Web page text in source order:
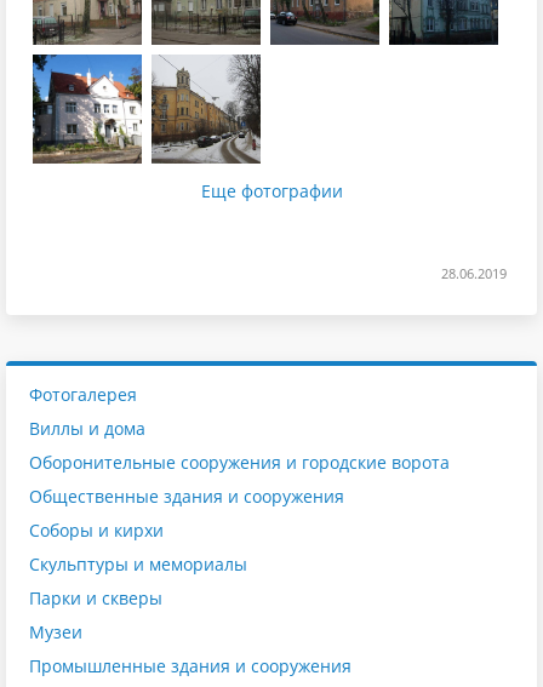
Еще фотографии
28.06.2019
Фотогалерея
Виллы и дома
Оборонительные сооружения и городские ворота
Общественные здания и сооружения
Соборы и кирхи
Скульптуры и мемориалы
Парки и скверы
Музеи
Промышленные здания и сооружения